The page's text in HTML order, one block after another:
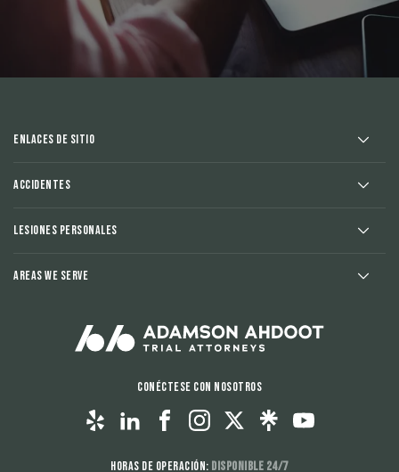
Enlaces de sitio
Accidentes
Lesiones Personales
Areas We Serve
Conéctese con nosotros
Horas de operación: Disponible 24/7